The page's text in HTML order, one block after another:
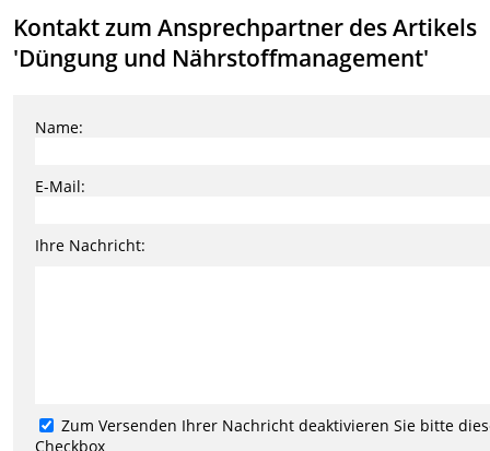
Kontakt zum Ansprechpartner des Artikels
'Düngung und Nährstoffmanagement'
Name:
E-Mail:
Ihre Nachricht:
Zum Versenden Ihrer Nachricht deaktivieren Sie bitte
Checkbox